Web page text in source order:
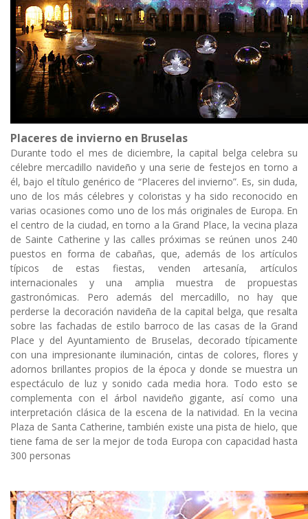
Placeres de invierno en Bruselas
Durante todo el mes de diciembre, la capital belga celebra su
célebre mercadillo navideño y una serie de festejos en torno a
él, bajo el título genérico de “Placeres del invierno”. Es, sin duda,
uno de los más célebres y coloristas y ha sido reconocido en
varias ocasiones como uno de los más originales de Europa. En
el centro de la ciudad, en torno a la Grand Place, la vecina plaza
de Sainte Catherine y las calles próximas se reúnen unos 240
puestos en forma de cabañas, que, además de los artículos
típicos de estas fiestas, venden artesanía, artículos
internacionales y una amplia muestra de propuestas
gastronómicas. Pero además del mercadillo, no hay que
perderse la decoración navideña de la capital belga, que resalta
sobre las fachadas de estilo barroco de las casas de la Grand
Place y del Ayuntamiento de Bruselas, decorado típicamente
con una impresionante iluminación, cintas de colores, flores y
adornos brillantes propios de la época y donde se muestra un
espectáculo de luz y sonido cada media hora. Todo esto se
complementa con el árbol navideño gigante, así como una
interpretación clásica de la escena de la natividad. En la vecina
Plaza de Santa Catherine, también existe una pista de hielo, que
tiene fama de ser la mejor de toda Europa con capacidad hasta
300 personas